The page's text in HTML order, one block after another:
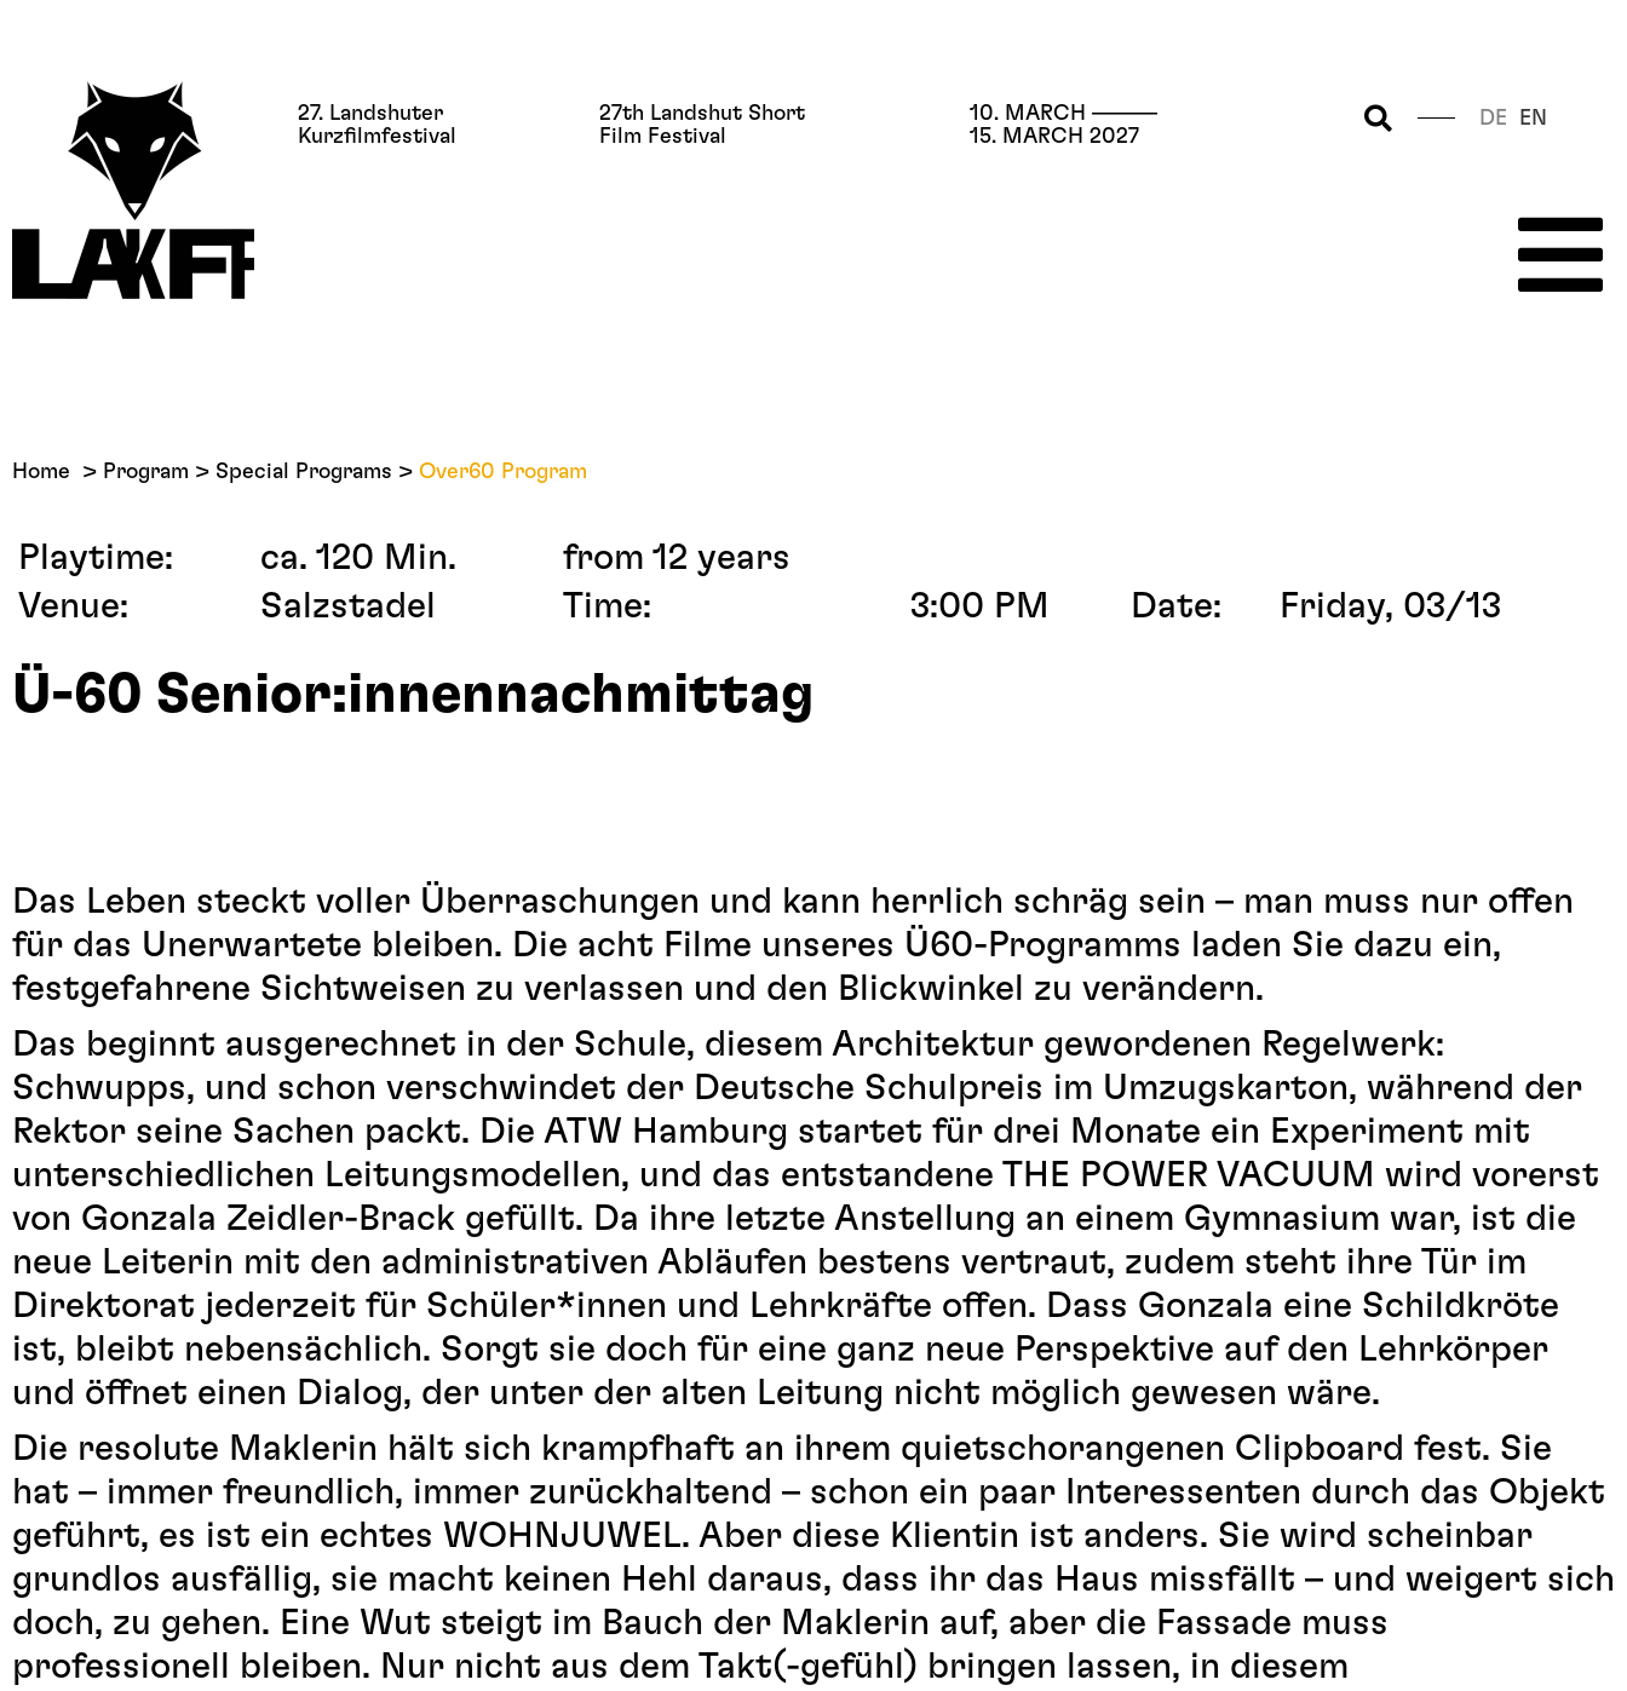
27. Landshuter
Kurzfilmfestival
27th Landshut Short
Film Festival
10. MARCH ––––––
15. MARCH 2027
DE EN
Home Program Special Programs Over60 Program
Playtime: ca. 120 Min.
from 12 years
Venue:
Salzstadel Time: 3:00 PM Date: Friday, 03/13
Ü-60 Senior:innennachmittag
Das Leben steckt voller Überraschungen und kann herrlich schräg sein – man muss nur offen
für das Unerwartete bleiben. Die acht Filme unseres Ü60-Programms laden Sie dazu ein,
festgefahrene Sichtweisen zu verlassen und den Blickwinkel zu verändern.
Das beginnt ausgerechnet in der Schule, diesem Architektur gewordenen Regelwerk:
Schwupps, und schon verschwindet der Deutsche Schulpreis im Umzugskarton, während der
Rektor seine Sachen packt. Die ATW Hamburg startet für drei Monate ein Experiment mit
unterschiedlichen Leitungsmodellen, und das entstandene THE POWER VACUUM wird vorerst
von Gonzala Zeidler-Brack gefüllt. Da ihre letzte Anstellung an einem Gymnasium war, ist die
neue Leiterin mit den administrativen Abläufen bestens vertraut, zudem steht ihre Tür im
Direktorat jederzeit für Schüler*innen und Lehrkräfte offen. Dass Gonzala eine Schildkröte
ist, bleibt nebensächlich. Sorgt sie doch für eine ganz neue Perspektive auf den Lehrkörper
und öffnet einen Dialog, der unter der alten Leitung nicht möglich gewesen wäre.
Die resolute Maklerin hält sich krampfhaft an ihrem quietschorangenen Clipboard fest. Sie
hat – immer freundlich, immer zurückhaltend – schon ein paar Interessenten durch das Objekt
geführt, es ist ein echtes WOHNJUWEL. Aber diese Klientin ist anders. Sie wird scheinbar
grundlos ausfällig, sie macht keinen Hehl daraus, dass ihr das Haus missfällt – und weigert sich
doch, zu gehen. Eine Wut steigt im Bauch der Maklerin auf, aber die Fassade muss
professionell bleiben. Nur nicht aus dem Takt(-gefühl) bringen lassen, in diesem